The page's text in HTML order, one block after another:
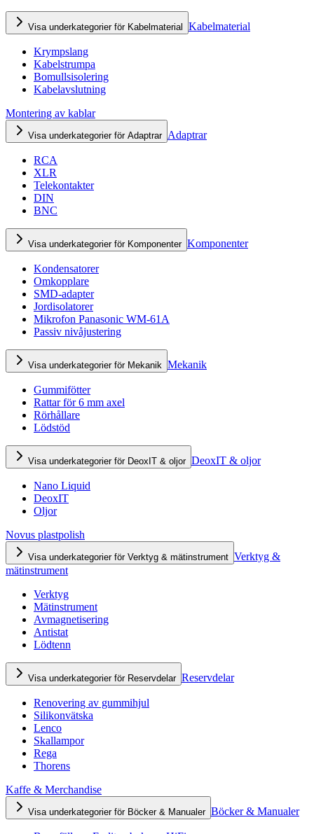
Visa underkategorier för Kabelmaterial Kabelmaterial
Krympslang
Kabelstrumpa
Bomullsisolering
Kabelavslutning
Montering av kablar
Visa underkategorier för Adaptrar Adaptrar
RCA
XLR
Telekontakter
DIN
BNC
Visa underkategorier för Komponenter Komponenter
Kondensatorer
Omkopplare
SMD-adapter
Jordisolatorer
Mikrofon Panasonic WM-61A
Passiv nivåjustering
Visa underkategorier för Mekanik Mekanik
Gummifötter
Rattar för 6 mm axel
Rörhållare
Lödstöd
Visa underkategorier för DeoxIT & oljor DeoxIT & oljor
Nano Liquid
DeoxIT
Oljor
Novus plastpolish
Visa underkategorier för Verktyg & mätinstrument Verktyg &
mätinstrument
Verktyg
Mätinstrument
Avmagnetisering
Antistat
Lödtenn
Visa underkategorier för Reservdelar Reservdelar
Renovering av gummihjul
Silikonvätska
Lenco
Skallampor
Rega
Thorens
Kaffe & Merchandise
Visa underkategorier för Böcker & Manualer Böcker & Manualer